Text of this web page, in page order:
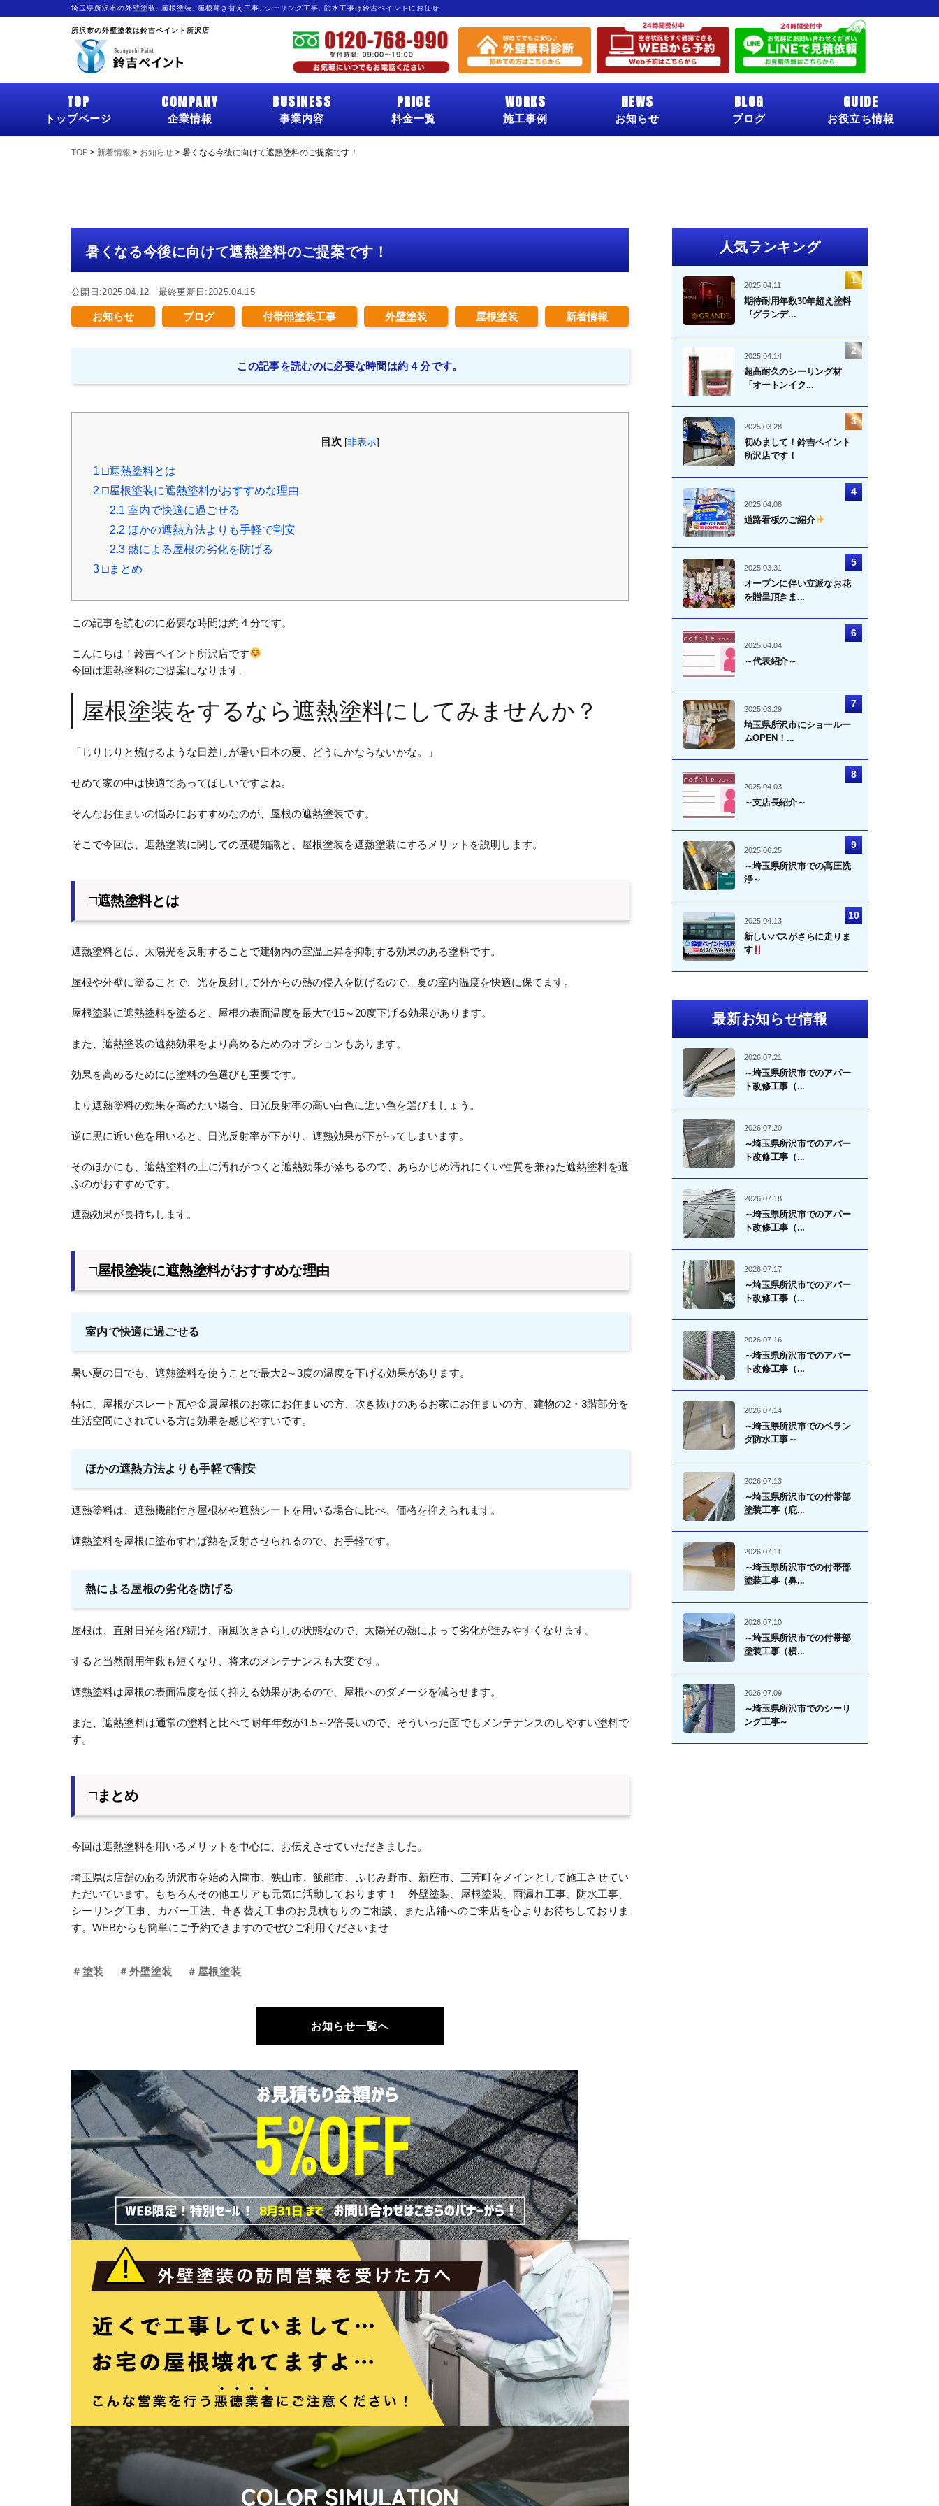
埼玉県所沢市の外壁塗装, 屋根塗装, 屋根葺き替え工事, シーリング工事, 防水工事は鈴吉ペイントにお任せ
所沢市の外壁塗装は鈴吉ペイント所沢店
TOP
トップページ
COMPANY
企業情報
BUSINESS
事業内容
PRICE
料金一覧
WORKS
施工事例
NEWS
お知らせ
BLOG
ブログ
GUIDE
お役立ち情報
TOP > 新着情報 > お知らせ > 暑くなる今後に向けて遮熱塗料のご提案です！
暑くなる今後に向けて遮熱塗料のご提案です！
公開日:2025.04.12 最終更新日:2025.04.15
お知らせ ブログ 付帯部塗装工事 外壁塗装 屋根塗装 新着情報
この記事を読むのに必要な時間は約 4 分です。
目次 [非表示]
1 □遮熱塗料とは
2 □屋根塗装に遮熱塗料がおすすめな理由
2.1 室内で快適に過ごせる
2.2 ほかの遮熱方法よりも手軽で割安
2.3 熱による屋根の劣化を防げる
3 □まとめ
この記事を読むのに必要な時間は約 4 分です。
こんにちは！鈴吉ペイント所沢店です
今回は遮熱塗料のご提案になります。
屋根塗装をするなら遮熱塗料にしてみませんか？
「じりじりと焼けるような日差しが暑い日本の夏、どうにかならないかな。」
せめて家の中は快適であってほしいですよね。
そんなお住まいの悩みにおすすめなのが、屋根の遮熱塗装です。
そこで今回は、遮熱塗装に関しての基礎知識と、屋根塗装を遮熱塗装にするメリットを説明します。
□遮熱塗料とは
遮熱塗料とは、太陽光を反射することで建物内の室温上昇を抑制する効果のある塗料です。
屋根や外壁に塗ることで、光を反射して外からの熱の侵入を防げるので、夏の室内温度を快適に保てます。
屋根塗装に遮熱塗料を塗ると、屋根の表面温度を最大で15～20度下げる効果があります。
また、遮熱塗装の遮熱効果をより高めるためのオプションもあります。
効果を高めるためには塗料の色選びも重要です。
より遮熱塗料の効果を高めたい場合、日光反射率の高い白色に近い色を選びましょう。
逆に黒に近い色を用いると、日光反射率が下がり、遮熱効果が下がってしまいます。
そのほかにも、遮熱塗料の上に汚れがつくと遮熱効果が落ちるので、あらかじめ汚れにくい性質を兼ねた遮熱塗料を選
ぶのがおすすめです。
遮熱効果が長持ちします。
□屋根塗装に遮熱塗料がおすすめな理由
室内で快適に過ごせる
暑い夏の日でも、遮熱塗料を使うことで最大2～3度の温度を下げる効果があります。
特に、屋根がスレート瓦や金属屋根のお家にお住まいの方、吹き抜けのあるお家にお住まいの方、建物の2・3階部分を
生活空間にされている方は効果を感じやすいです。
ほかの遮熱方法よりも手軽で割安
遮熱塗料は、遮熱機能付き屋根材や遮熱シートを用いる場合に比べ、価格を抑えられます。
遮熱塗料を屋根に塗布すれば熱を反射させられるので、お手軽です。
熱による屋根の劣化を防げる
屋根は、直射日光を浴び続け、雨風吹きさらしの状態なので、太陽光の熱によって劣化が進みやすくなります。
すると当然耐用年数も短くなり、将来のメンテナンスも大変です。
遮熱塗料は屋根の表面温度を低く抑える効果があるので、屋根へのダメージを減らせます。
また、遮熱塗料は通常の塗料と比べて耐年年数が1.5～2倍長いので、そういった面でもメンテナンスのしやすい塗料で
す。
□まとめ
今回は遮熱塗料を用いるメリットを中心に、お伝えさせていただきました。
埼玉県は店舗のある所沢市を始め入間市、狭山市、飯能市、ふじみ野市、新座市、三芳町をメインとして施工させてい
ただいています。もちろんその他エリアも元気に活動しております！ 外壁塗装、屋根塗装、雨漏れ工事、防水工事、
シーリング工事、カバー工法、葺き替え工事のお見積もりのご相談、また店鋪へのご来店を心よりお待ちしておりま
す。WEBからも簡単にご予約できますのでぜひご利用くださいませ
＃塗装 ＃外壁塗装 ＃屋根塗装
お知らせ一覧へ
人気ランキング
2025.04.11
期待耐用年数30年超え塗料
『グランデ...
2025.04.14
超高耐久のシーリング材
「オートンイク...
2025.03.28
初めまして！鈴吉ペイント
所沢店です！
2025.04.08
道路看板のご紹介
2025.03.31
オープンに伴い立派なお花
を贈呈頂きま...
2025.04.04
～代表紹介～
2025.03.29
埼玉県所沢市にショールー
ムOPEN！...
2025.04.03
～支店長紹介～
2025.06.25
～埼玉県所沢市での高圧洗
浄～
2025.04.13
新しいバスがさらに走りま
す
最新お知らせ情報
2026.07.21
～埼玉県所沢市でのアパー
ト改修工事（...
2026.07.20
～埼玉県所沢市でのアパー
ト改修工事（...
2026.07.18
～埼玉県所沢市でのアパー
ト改修工事（...
2026.07.17
～埼玉県所沢市でのアパー
ト改修工事（...
2026.07.16
～埼玉県所沢市でのアパー
ト改修工事（...
2026.07.14
～埼玉県所沢市でのベラン
ダ防水工事～
2026.07.13
～埼玉県所沢市での付帯部
塗装工事（庇...
2026.07.11
～埼玉県所沢市での付帯部
塗装工事（鼻...
2026.07.10
～埼玉県所沢市での付帯部
塗装工事（横...
2026.07.09
～埼玉県所沢市でのシーリ
ング工事～